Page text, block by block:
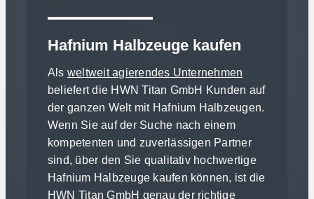
Hafnium Halbzeuge kaufen
Als weltweit agierendes Unternehmen
beliefert die HWN Titan GmbH Kunden auf
der ganzen Welt mit Hafnium Halbzeugen.
Wenn Sie auf der Suche nach einem
kompetenten und zuverlässigen Partner
sind, über den Sie qualitativ hochwertige
Hafnium Halbzeuge kaufen können, ist die
HWN Titan GmbH genau der richtige